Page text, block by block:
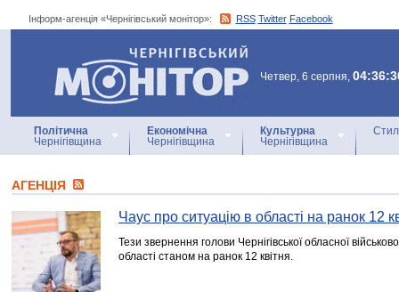
Інформ-агенція «Чернігівський монітор»: RSS Twitter Facebook
Інформ-агенція
«Чернігівський монітор»
Четвер, 6 серпня,
Політична
Чернігівщина
Економічна
Чернігівщина
Культурна
Чернігівщина
АГЕНЦIЯ
Чаус про ситуацію в області на ранок 12
Тези звернення голови Чернігівської обласної
області станом на ранок 12 квітня.